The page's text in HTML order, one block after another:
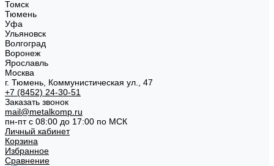
Томск
Тюмень
Уфа
Ульяновск
Волгоград
Воронеж
Ярославль
Москва
г. Тюмень, Коммунистическая ул., 47
+7 (8452) 24-30-51
Заказать звонок
mail@metalkomp.ru
пн-пт с 08:00 до 17:00 по МСК
Личный кабинет
Корзина
Избранное
Сравнение